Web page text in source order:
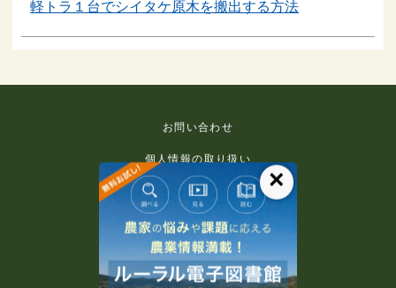
軽トラ１台でシイタケ原木を搬出する方法
お問い合わせ
個人情報の取り扱い
免責事項
利用規約
推奨環境
×